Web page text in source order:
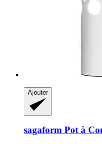
Ajouter
sagaform Pot à